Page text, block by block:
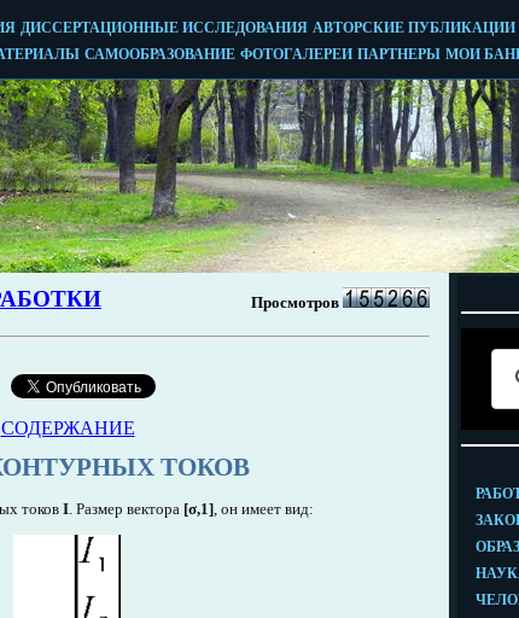
СОДЕРЖАНИЕ
ТОКОВ
токовI. Размер вектора [σ,1], он имеет вид: